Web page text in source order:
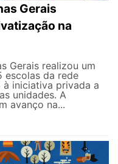
Gerais
na
Gerais realizou um
escolas da rede
iniciativa privada a
unidades. A
avanço na...